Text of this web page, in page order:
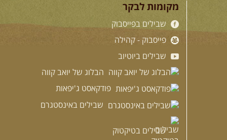
מקומות לבקר
שבילים בפייסבוק
פייסבוק - קהילה
שבילים ביוטיוב
הבלוג של יואב קווה
פודקאסט ג'יפאות
שבילים באינסטגרם
שבילים בטיקטוק